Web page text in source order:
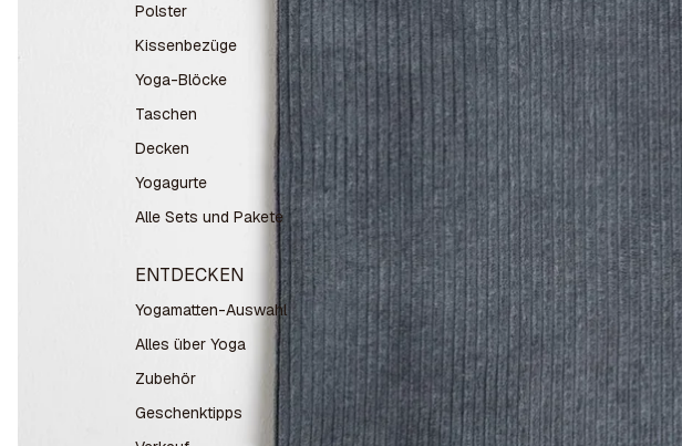
Polster
Kissenbezüge
Yoga-Blöcke
Taschen
Decken
Yogagurte
Alle Sets und Pakete
ENTDECKEN
Yogamatten-Auswahl
Alles über Yoga
Zubehör
Geschenktipps